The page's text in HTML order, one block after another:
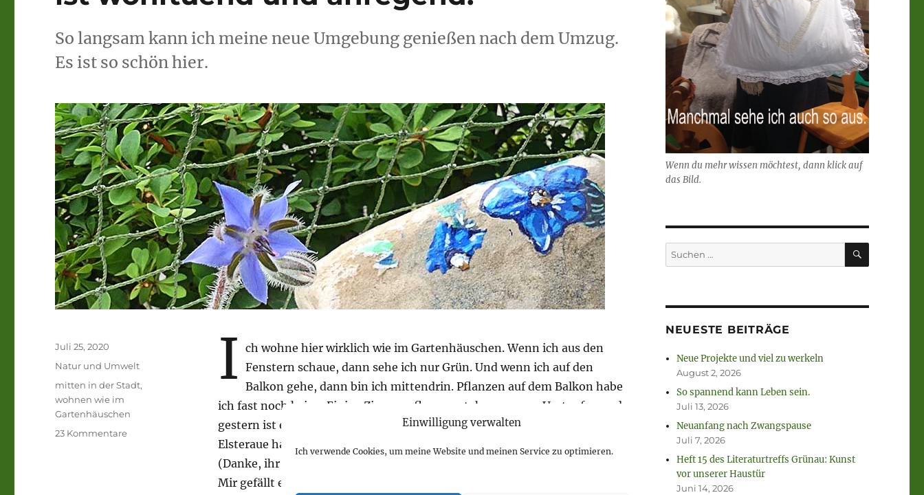
Einwilligung verwalten
Ich verwende Cookies, um meine Website und meinen Service zu optimieren.
So langsam kann ich meine neue Umgebung genießen nach dem Umzug.
Es ist so schön hier.
I ch wohne hier wirklich wie im Gartenhäuschen. Wenn ich aus den
Fenstern schaue, dann sehe ich nur Grün. Und wenn ich auf den
Balkon gehe, dann bin ich mittendrin. Pflanzen auf dem Balkon habe
ich fast noch keine. Einige Zimmerpflanzen stehen an zum Umtopfen und
gestern ist ein Sommerflieder bei mir eingezogen. Eine Freundin aus der
Elsteraue hat ihn mir angezogen und eine andere hat ihn mitgebracht.
(Danke, ihr Lieben.)
Mir gefällt es inzwischen hier sehr. Wollt ihr mal mitkommen?
Veröffentlicht
am
Juli 25, 2020
Kategorien
Natur und Umwelt
Schlagwörter
mitten in der Stadt,
wohnen wie im
Gartenhäuschen
23 Kommentarezu
Wenn du mehr wissen möchtest, dann klick auf
das Bild.
Suchen
nach:
SUCHEN
NEUESTE BEITRÄGE
Neue Projekte und viel zu werkeln
August 2, 2026
So spannend kann Leben sein.
Juli 13, 2026
Neuanfang nach Zwangspause
Juli 7, 2026
Heft 15 des Literaturtreffs Grünau: Kunst
vor unserer Haustür
Juni 14, 2026